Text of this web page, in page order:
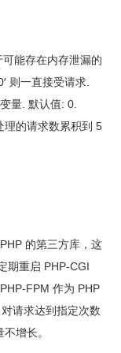
能存在内存泄漏的
则一直接受请求.
量. 默认值: 0.
理的请求数累积到 5
的第三方库，这
期重启 PHP-CGI
FPM 作为 PHP
请求达到指定次数
增长。